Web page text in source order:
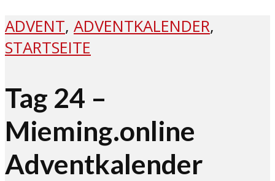
ADVENT, ADVENTKALENDER,
STARTSEITE
Tag 24 –
Mieming.online
Adventkalender